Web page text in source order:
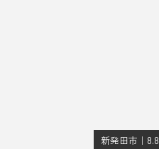
新発田市｜